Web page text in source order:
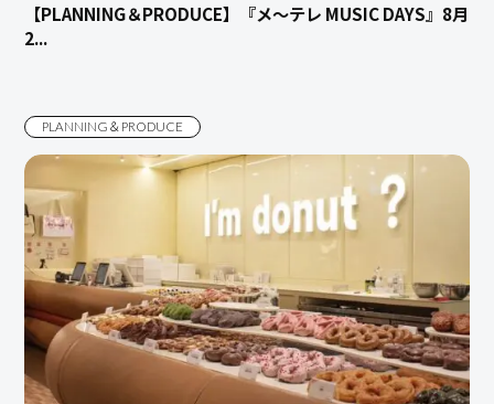
【PLANNING＆PRODUCE】『メ～テレ MUSIC DAYS』8月
2...
PLANNING＆PRODUCE